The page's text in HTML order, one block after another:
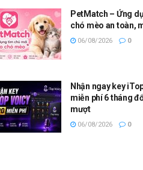
PetMatch – Ứng
chó mèo an toàn,
06/08/2026 0
Nhận ngay key
miễn phí 6 tháng
mượt
06/08/2026 0